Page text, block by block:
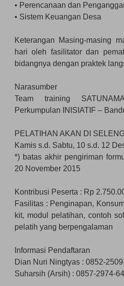
• Perencanaan dan
• Sistem Keuangan Desa
Keterangan Masing-masing
hari oleh fasilitator dan
bidangnya dengan praktek
Narasumber
Team training
Perkumpulan INISIATIF –
PELATIHAN AKAN DI
Kamis s.d. Sabtu, 10 s.d. 12
*) batas akhir pengiriman
20 November 2015
Kontribusi Peserta : Rp
Fasilitas : Penginapan,
kit, modul pelatihan, contoh
pelatih yang berpengalaman
Informasi Pendaftaran
Dian Nuri Ningtyas : 0852-
Suharsih (Arsih) : 0857-2974-